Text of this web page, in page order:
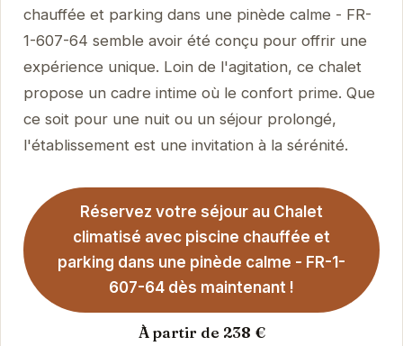
chauffée et parking dans une pinède calme - FR-
1-607-64 semble avoir été conçu pour offrir une
expérience unique. Loin de l'agitation, ce chalet
propose un cadre intime où le confort prime. Que
ce soit pour une nuit ou un séjour prolongé,
l'établissement est une invitation à la sérénité.
Réservez votre séjour au Chalet
climatisé avec piscine chauffée et
parking dans une pinède calme - FR-1-
607-64 dès maintenant !
À partir de 238 €